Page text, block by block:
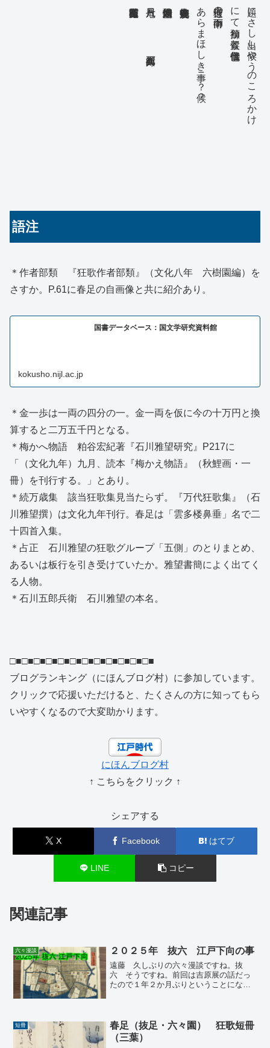
題にさし出し候やうのこゝろかけ
にて御預り置候と御伝仕候也
何様近々の中御下向
あらまほしき事ニ？候？
七月八日 石川五郎兵衛
語注
＊作者部類 『狂歌作者部類』（文化八年 六樹園編）を
さすか。P.61に春足の自画像と共に紹介あり。
国書データベース：国文学研究資料館
kokusho.nijl.ac.jp
＊金一歩は一両の四分の一。金一両を仮に今の十万円と換
算すると二万五千円となる。
＊梅かへ物語 粕谷宏紀著『石川雅望研究』P217に
「（文化九年）九月、読本『梅かえ物語』（秋鯉画・一
冊）を刊行する。」とあり。
＊続万歳集 該当狂歌集見当たらず。『万代狂歌集』（石
川雅望撰）は文化九年刊行。春足は「雲多楼鼻垂」名で二
十四首入集。
＊占正 石川雅望の狂歌グループ「五側」のとりまとめ、
あるいは板行を引き受けていたか。雅望書簡によく出てく
る人物。
＊石川五郎兵衛 石川雅望の本名。
□■□■□■□■□■□■□■□■□■□■□■□■
ブログランキング（にほんブログ村）に参加しています。
クリックで応援いただけると、たくさんの方に知ってもら
いやすくなるので大変助かります。
にほんブログ村
↑ こちらをクリック ↑
シェアする
X Facebook はてブ
LINE コピー
関連記事
六々漫談 ２０２５年 抜六 江戸下向の事
遠藤 久しぶりの六々漫談ですね。抜
六 そうですね。前回は吉原展の話だっ
たので１年２か月ぶりということになり
えますね。抜六 はい、何を...
短冊
春足（抜足・六々園） 狂歌短冊
（三葉）